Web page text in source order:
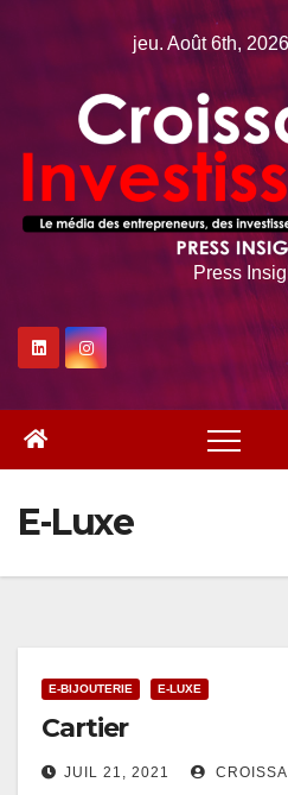
jeu. Août 6th, 2026
Press
E-Luxe
E-BIJOUTERIE E-LUXE
Cartier
JUIL 21, 2021